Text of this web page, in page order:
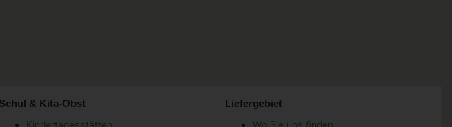
Schul & Kita-Obst
Liefergebiet